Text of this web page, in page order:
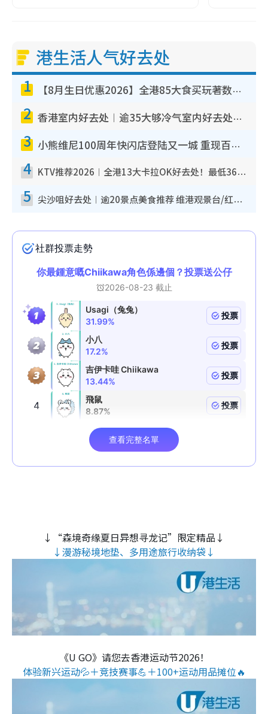
港生活人气好去处
1 【8月生日优惠2026】全港85大食买玩著数攻略 自助餐/火锅放题同行免费＋诚品/DONKI送现金券
2 香港室内好去处︱逾35大够冷气室内好去处推荐 室内活动免费避雨无惧下雨
3 小熊维尼100周年快闪店登陆又一城 重现百亩森林经典场景／独家限定盲盒登场／专属DIY香水
4 KTV推荐2026︱全港13大卡拉OK好去处！最低36元起 日语歌都有！(附地址+收费详情)
5 尖沙咀好去处︱逾20景点美食推荐 维港观景台/红磡古迹/九龙公园/室内游乐场
↓“森境奇缘夏日异想寻龙记”限定精品↓
↓漫游秘境地垫、多用途旅行收纳袋↓
《U GO》请您去香港运动节2026！
体验新兴运动💦＋竞技赛事💪＋100+运动用品摊位🔥